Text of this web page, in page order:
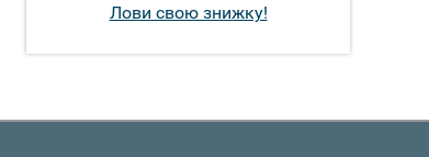
Лови свою знижку!